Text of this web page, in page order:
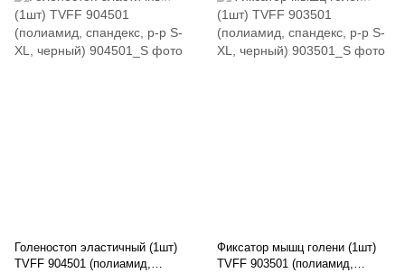
Голеностоп эластичный (1шт)
TVFF 904501 (полиамид,
Фиксатор мышц голени (1шт)
TVFF 903501 (полиамид,